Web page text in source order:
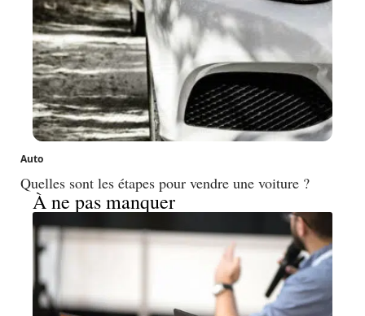
Auto
Quelles sont les étapes pour vendre une voiture ?
À ne pas manquer